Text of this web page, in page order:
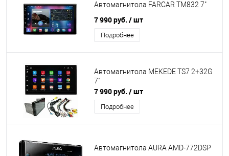
Автомагнитола FARCAR TM832 7"
7 990 руб. / шт
Подробнее
Автомагнитола MEKEDE TS7 2+32G
7"
7 990 руб. / шт
Подробнее
Автомагнитола AURA AMD-772DSP